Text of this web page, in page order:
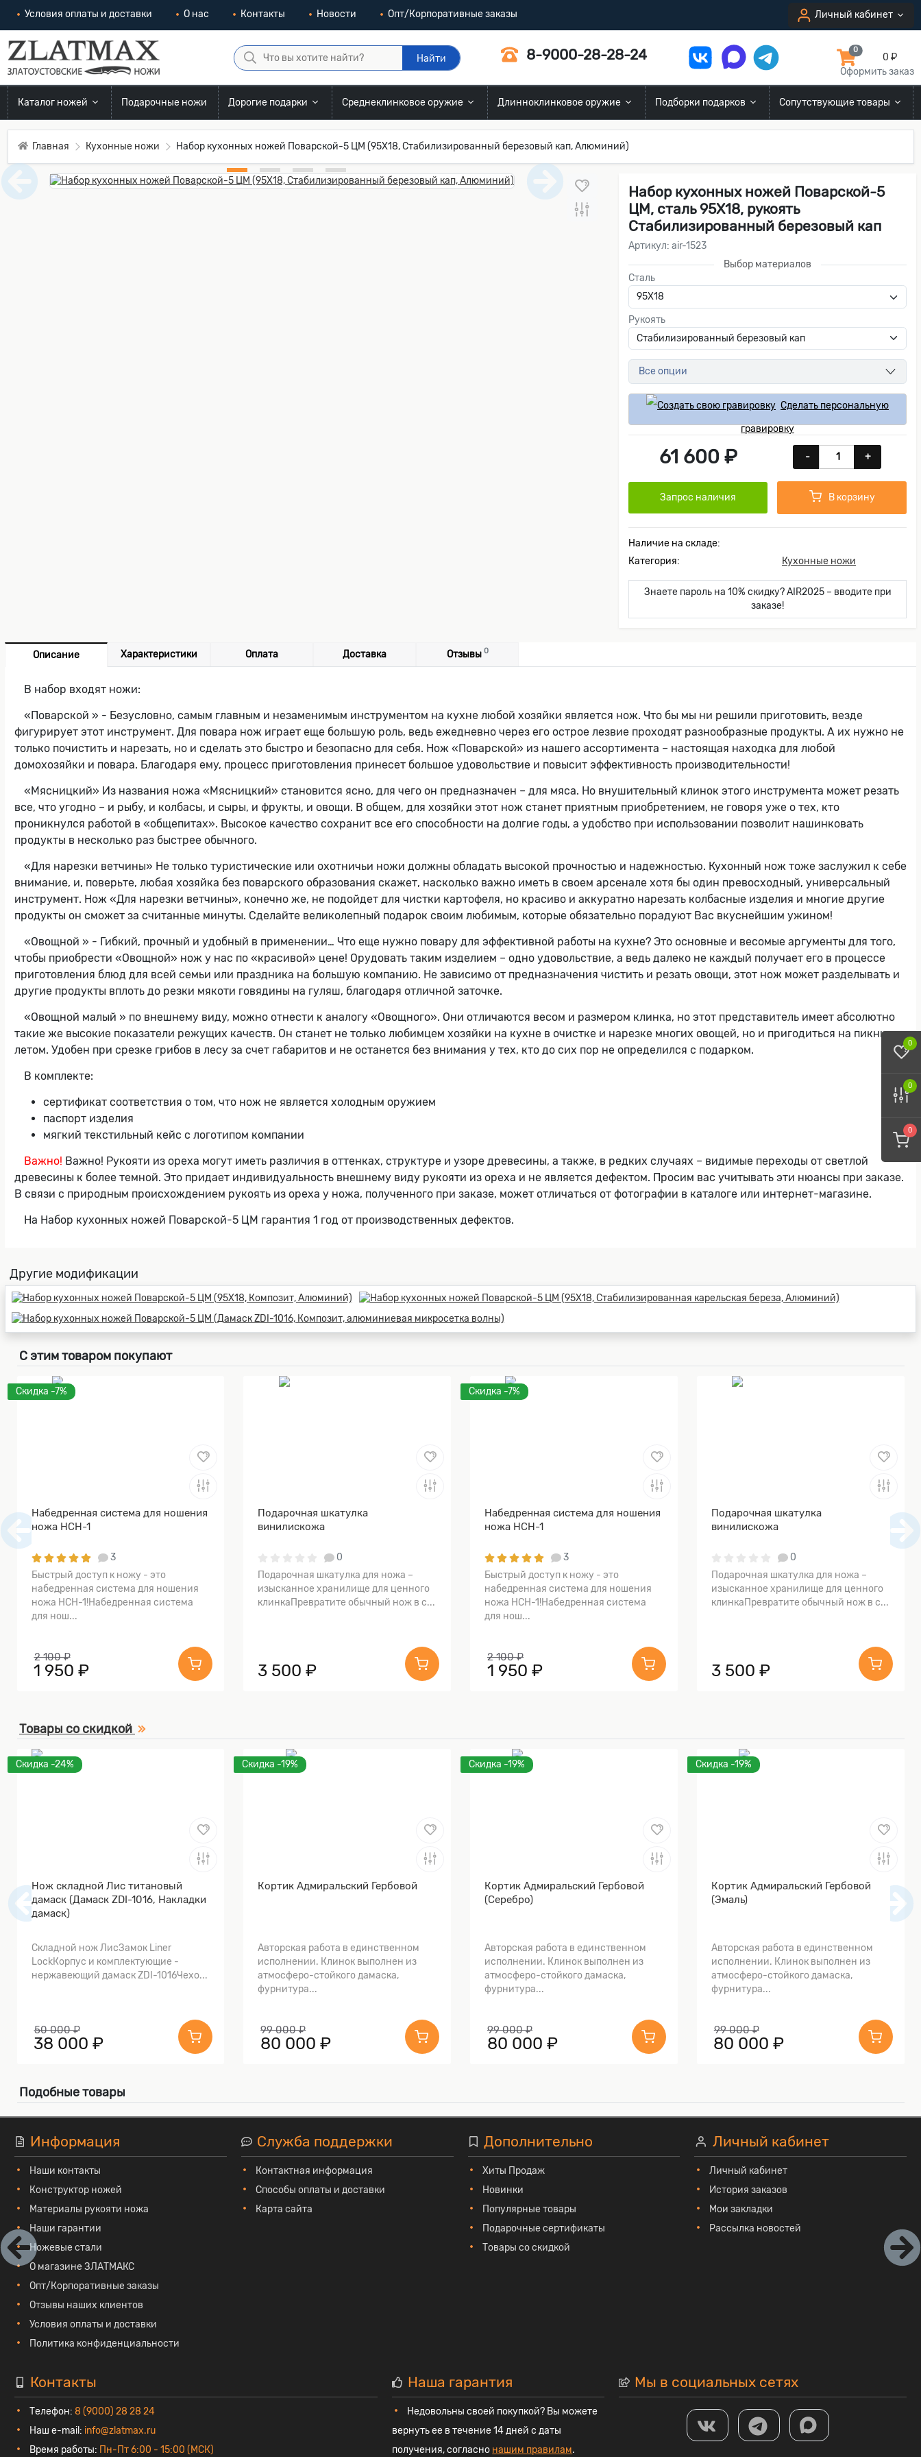
Условия оплаты и доставки О нас Контакты Новости Опт/Корпоративные заказы Личный кабинет
Найти 8-9000-28-28-24 0
0 ₽
Оформить заказ
Каталог ножей Подарочные ножи Дорогие подарки Среднеклинковое оружие Длинноклинковое оружие Подборки подарков Сопутствующие товары
0
0
0
Главная Кухонные ножи Набор кухонных ножей Поварской-5 ЦМ (95Х18, Стабилизированный березовый кап, Алюминий)
Набор кухонных ножей Поварской-5
ЦМ, сталь 95Х18, рукоять
Стабилизированный березовый кап
Артикул: air-1523
Выбор материалов
Сталь
Рукоять
Все опции
Сделать персональную
гравировку
61 600 ₽ - +
Запрос наличия В корзину
Наличие на складе:
Категория:
Кухонные ножи
Знаете пароль на 10% скидку? AIR2025 – вводите при
заказе!
Описание Характеристики Оплата Доставка Отзывы 0
В набор входят ножи:
«Поварской » - Безусловно, самым главным и незаменимым инструментом на кухне любой хозяйки является нож. Что бы мы ни решили приготовить, везде
фигурирует этот инструмент. Для повара нож играет еще большую роль, ведь ежедневно через его острое лезвие проходят разнообразные продукты. А их нужно не
только почистить и нарезать, но и сделать это быстро и безопасно для себя. Нож «Поварской» из нашего ассортимента – настоящая находка для любой
домохозяйки и повара. Благодаря ему, процесс приготовления принесет большое удовольствие и повысит эффективность производительности!
«Мясницкий» Из названия ножа «Мясницкий» становится ясно, для чего он предназначен – для мяса. Но внушительный клинок этого инструмента может резать
все, что угодно – и рыбу, и колбасы, и сыры, и фрукты, и овощи. В общем, для хозяйки этот нож станет приятным приобретением, не говоря уже о тех, кто
проникнулся работой в «общепитах». Высокое качество сохранит все его способности на долгие годы, а удобство при использовании позволит нашинковать
продукты в несколько раз быстрее обычного.
«Для нарезки ветчины» Не только туристические или охотничьи ножи должны обладать высокой прочностью и надежностью. Кухонный нож тоже заслужил к себе
внимание, и, поверьте, любая хозяйка без поварского образования скажет, насколько важно иметь в своем арсенале хотя бы один превосходный, универсальный
инструмент. Нож «Для нарезки ветчины», конечно же, не подойдет для чистки картофеля, но красиво и аккуратно нарезать колбасные изделия и многие другие
продукты он сможет за считанные минуты. Сделайте великолепный подарок своим любимым, которые обязательно порадуют Вас вкуснейшим ужином!
«Овощной » - Гибкий, прочный и удобный в применении… Что еще нужно повару для эффективной работы на кухне? Это основные и весомые аргументы для того,
чтобы приобрести «Овощной» нож у нас по «красивой» цене! Орудовать таким изделием – одно удовольствие, а ведь далеко не каждый получает его в процессе
приготовления блюд для всей семьи или праздника на большую компанию. Не зависимо от предназначения чистить и резать овощи, этот нож может разделывать и
другие продукты вплоть до резки мякоти говядины на гуляш, благодаря отличной заточке.
«Овощной малый » по внешнему виду, можно отнести к аналогу «Овощного». Они отличаются весом и размером клинка, но этот представитель имеет абсолютно
такие же высокие показатели режущих качеств. Он станет не только любимцем хозяйки на кухне в очистке и нарезке многих овощей, но и пригодиться на пикнике
летом. Удобен при срезке грибов в лесу за счет габаритов и не останется без внимания у тех, кто до сих пор не определился с подарком.
В комплекте:
сертификат соответствия о том, что нож не является холодным оружием
паспорт изделия
мягкий текстильный кейс с логотипом компании
Важно! Важно! Рукояти из ореха могут иметь различия в оттенках, структуре и узоре древесины, а также, в редких случаях – видимые переходы от светлой
древесины к более темной. Это придает индивидуальность внешнему виду рукояти из ореха и не является дефектом. Просим вас учитывать эти нюансы при заказе.
В связи с природным происхождением рукоять из ореха у ножа, полученного при заказе, может отличаться от фотографии в каталоге или интернет-магазине.
На Набор кухонных ножей Поварской-5 ЦМ гарантия 1 год от производственных дефектов.
Другие модификации
С этим товаром покупают
Скидка -7%
Набедренная система для ношения
ножа НСН-1
3
Быстрый доступ к ножу - это
набедренная система для ношения
ножа НСН-1!Набедренная система
для нош...
2 100 ₽
1 950 ₽
Подарочная шкатулка
винилискожа
0
Подарочная шкатулка для ножа –
изысканное хранилище для ценного
клинкаПревратите обычный нож в с...
3 500 ₽
Скидка -7%
Набедренная система для ношения
ножа НСН-1
3
Быстрый доступ к ножу - это
набедренная система для ношения
ножа НСН-1!Набедренная система
для нош...
2 100 ₽
1 950 ₽
Подарочная шкатулка
винилискожа
0
Подарочная шкатулка для ножа –
изысканное хранилище для ценного
клинкаПревратите обычный нож в с...
3 500 ₽
Товары со скидкой
Скидка -24%
Нож складной Лис титановый
дамаск (Дамаск ZDI-1016, Накладки
дамаск)
Складной нож ЛисЗамок Liner
LockКорпус и комплектующие -
нержавеющий дамаск ZDI-1016Чехо...
50 000 ₽
38 000 ₽
Скидка -19%
Кортик Адмиральский Гербовой
Авторская работа в единственном
исполнении. Клинок выполнен из
атмосферо-стойкого дамаска,
фурнитура...
99 000 ₽
80 000 ₽
Скидка -19%
Кортик Адмиральский Гербовой
(Серебро)
Авторская работа в единственном
исполнении. Клинок выполнен из
атмосферо-стойкого дамаска,
фурнитура...
99 000 ₽
80 000 ₽
Скидка -19%
Кортик Адмиральский Гербовой
(Эмаль)
Авторская работа в единственном
исполнении. Клинок выполнен из
атмосферо-стойкого дамаска,
фурнитура...
99 000 ₽
80 000 ₽
Подобные товары
Информация
Наши контакты
Конструктор ножей
Материалы рукояти ножа
Наши гарантии
Ножевые стали
О магазине ЗЛАТМАКС
Опт/Корпоративные заказы
Отзывы наших клиентов
Условия оплаты и доставки
Политика конфиденциальности
Служба поддержки
Контактная информация
Способы оплаты и доставки
Карта сайта
Дополнительно
Хиты Продаж
Новинки
Популярные товары
Подарочные сертификаты
Товары со скидкой
Личный кабинет
Личный кабинет
История заказов
Мои закладки
Рассылка новостей
Контакты
Телефон: 8 (9000) 28 28 24
Наш e-mail: info@zlatmax.ru
Время работы: Пн-Пт 6:00 - 15:00 (МСК)
Наша гарантия
Недовольны своей покупкой? Вы можете
вернуть ее в течение 14 дней с даты
получения, согласно нашим правилам.
Мы в социальных сетях